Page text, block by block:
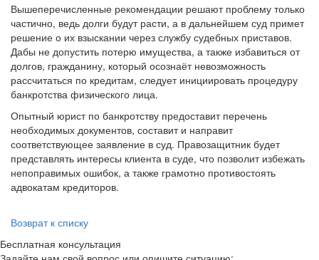
Вышеперечисленные рекомендации решают проблему только
частично, ведь долги будут расти, а в дальнейшем суд примет
решение о их взыскании через службу судебных приставов.
Дабы не допустить потерю имущества, а также избавиться от
долгов, гражданину, который осознаёт невозможность
рассчитаться по кредитам, следует инициировать процедуру
банкротства физического лица.
Опытный юрист по банкротству предоставит перечень
необходимых документов, составит и направит
соответствующее заявление в суд. Правозащитник будет
представлять интересы клиента в суде, что позволит избежать
непоправимых ошибок, а также грамотно противостоять
адвокатам кредиторов.
Возврат к списку
Бесплатная консультация